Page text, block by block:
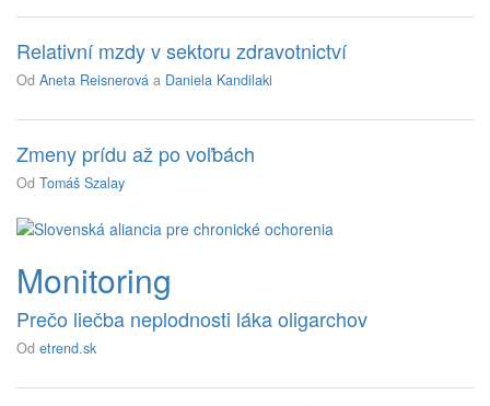
Relativní mzdy v sektoru zdravotnictví
Od Aneta Reisnerová a Daniela Kandilaki
Zmeny prídu až po voľbách
Od Tomáš Szalay
Monitoring
Prečo liečba neplodnosti láka oligarchov
Od etrend.sk